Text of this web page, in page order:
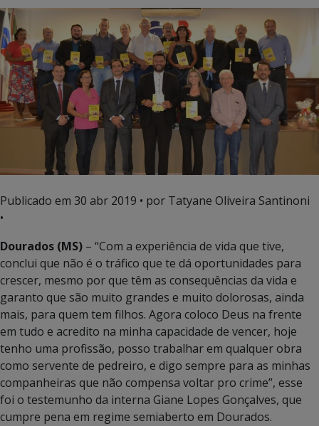
Publicado em 30 abr 2019 • por Tatyane Oliveira Santinoni
•
Dourados (MS) – “Com a experiência de vida que tive,
conclui que não é o tráfico que te dá oportunidades para
crescer, mesmo por que têm as consequências da vida e
garanto que são muito grandes e muito dolorosas, ainda
mais, para quem tem filhos. Agora coloco Deus na frente
em tudo e acredito na minha capacidade de vencer, hoje
tenho uma profissão, posso trabalhar em qualquer obra
como servente de pedreiro, e digo sempre para as minhas
companheiras que não compensa voltar pro crime”, esse
foi o testemunho da interna Giane Lopes Gonçalves, que
cumpre pena em regime semiaberto em Dourados.